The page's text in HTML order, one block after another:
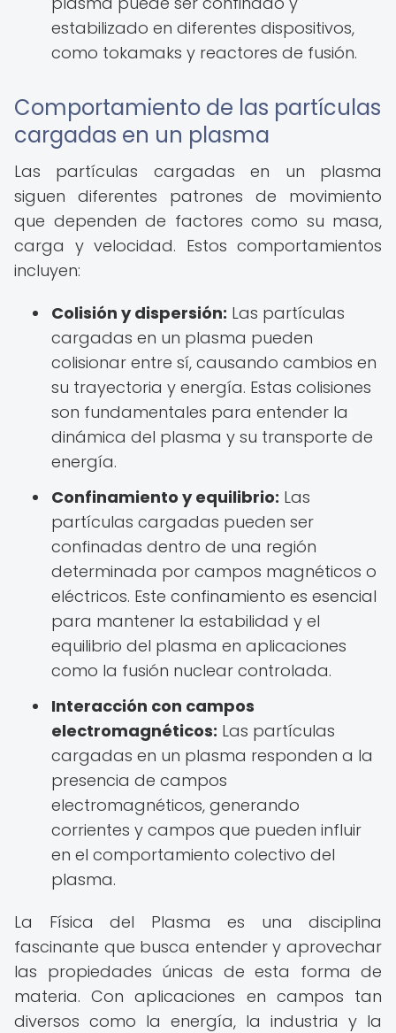
estabilizado en diferentes dispositivos,
como tokamaks y reactores de fusión.
Comportamiento de las partículas
cargadas en un plasma
Las partículas cargadas en un plasma
siguen diferentes patrones de movimiento
que dependen de factores como su masa,
carga y velocidad. Estos comportamientos
incluyen:
Colisión y dispersión: Las partículas
cargadas en un plasma pueden
colisionar entre sí, causando cambios en
su trayectoria y energía. Estas colisiones
son fundamentales para entender la
dinámica del plasma y su transporte de
energía.
Confinamiento y equilibrio: Las
partículas cargadas pueden ser
confinadas dentro de una región
determinada por campos magnéticos o
eléctricos. Este confinamiento es esencial
para mantener la estabilidad y el
equilibrio del plasma en aplicaciones
como la fusión nuclear controlada.
Interacción con campos
electromagnéticos: Las partículas
cargadas en un plasma responden a la
presencia de campos
electromagnéticos, generando
corrientes y campos que pueden influir
en el comportamiento colectivo del
plasma.
La Física del Plasma es una disciplina
fascinante que busca entender y aprovechar
las propiedades únicas de esta forma de
materia. Con aplicaciones en campos tan
diversos como la energía, la industria y la